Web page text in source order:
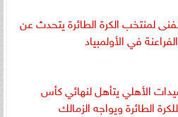
لمنتخب الكرة الطائرة يتحدث عن
في الأولمبياد
الأهلي يتأهل لنهائي كأس
الطائرة ويواجه الزمالك